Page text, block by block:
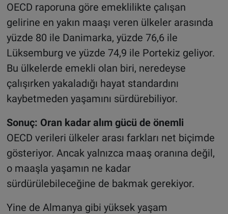
OECD raporuna göre emeklilikte çalışan
gelirine en yakın maaşı veren ülkeler arasında
yüzde 80 ile Danimarka, yüzde 76,6 ile
Lüksemburg ve yüzde 74,9 ile Portekiz geliyor.
Bu ülkelerde emekli olan biri, neredeyse
çalışırken yakaladığı hayat standardını
kaybetmeden yaşamını sürdürebiliyor.
Sonuç: Oran kadar alım gücü de önemli
OECD verileri ülkeler arası farkları net biçimde
gösteriyor. Ancak yalnızca maaş oranına değil,
o maaşla yaşamın ne kadar
sürdürülebileceğine de bakmak gerekiyor.
Yine de Almanya gibi yüksek yaşam